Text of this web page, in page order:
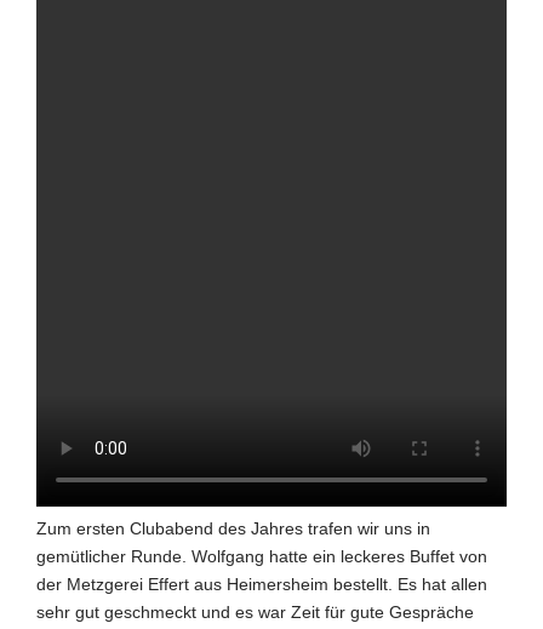
Zum ersten Clubabend des Jahres trafen wir uns in
gemütlicher Runde. Wolfgang hatte ein leckeres Buffet von
der Metzgerei Effert aus Heimersheim bestellt. Es hat allen
sehr gut geschmeckt und es war Zeit für gute Gespräche